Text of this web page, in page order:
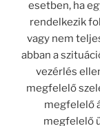
esetben, ha
rendelkezik
vagy nem
abban a
vezérlés
megfelelő
megfelelő
megfelelő